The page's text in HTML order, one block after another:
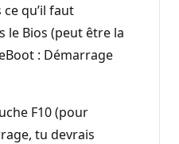
qu’il faut
le Bios (peut être la
: Démarrage
F10 (pour
tu devrais